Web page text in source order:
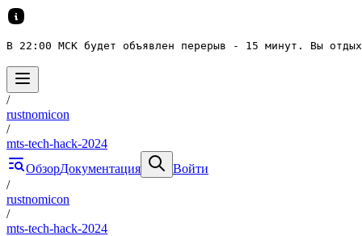
В 22:00 МСК будет объявлен перерыв - 15 минут. Вы
/
rustnomicon
/
mts-tech-hack-2024
ОбзорДокументация
Войти
/
rustnomicon
/
mts-tech-hack-2024